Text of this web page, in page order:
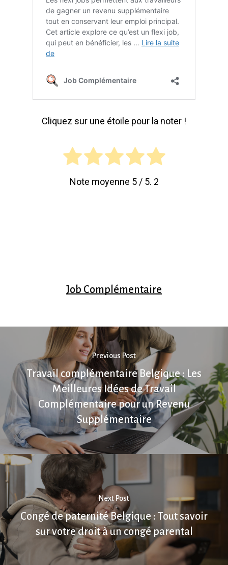
Cliquez sur une étoile pour la noter !
Note moyenne 5/ 5. 2
Job Complémentaire
Previous Post
Travail complémentaire Belgique : Les
Meilleures Idées de Travail
Complémentaire pour un Revenu
Supplémentaire
Next Post
Congé de paternité Belgique : Tout savoir
sur votre droit à un congé parental